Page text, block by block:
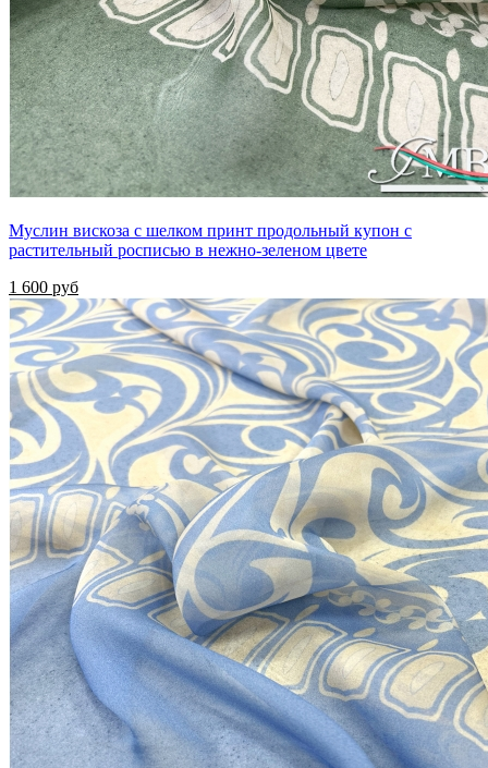
Муслин вискоза с шелком принт продольный купон с
растительный росписью в нежно-зеленом цвете
1 600 руб